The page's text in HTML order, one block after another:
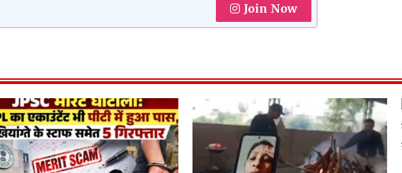
Join Now